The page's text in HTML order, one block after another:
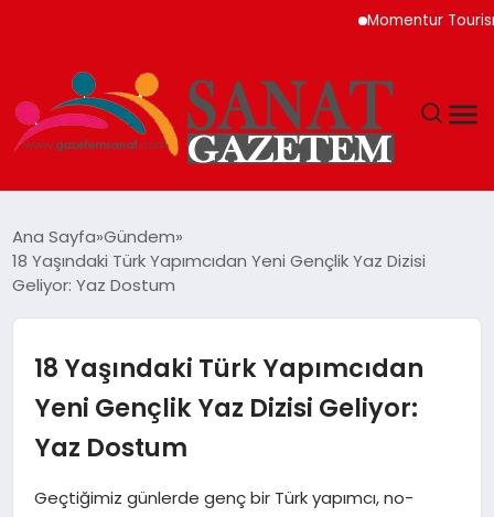
Momentur Tourism &
TEKNOLOJI
YAŞAM
EKONOMI
Ana Sayfa Gündem
18 Yaşındaki Türk Yapımcıdan Yeni Gençlik Yaz Dizisi
Geliyor: Yaz Dostum
18 Yaşındaki Türk Yapımcıdan
Yeni Gençlik Yaz Dizisi Geliyor:
Yaz Dostum
Geçtiğimiz günlerde genç bir Türk yapımcı, no-